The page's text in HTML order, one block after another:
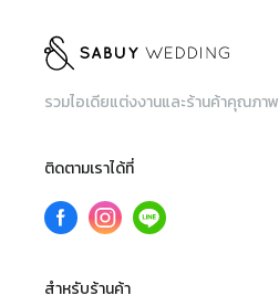
รวมไอเดียแต่งงานและร้านค้าคุณภาพ
ติดตามเราได้ที่
สำหรับร้านค้า